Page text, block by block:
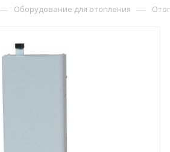
Оборудование для отопления —